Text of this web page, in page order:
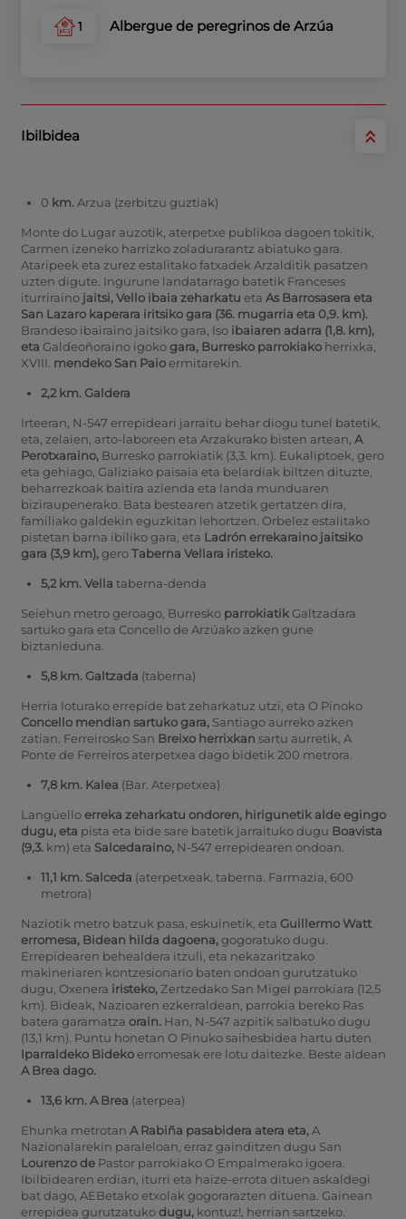
1 Albergue de peregrinos de Arzúa
Ibilbidea
0 km. Arzua (zerbitzu guztiak)
Monte do Lugar auzotik, aterpetxe publikoa dagoen tokitik,
Carmen izeneko harrizko zoladurarantz abiatuko gara.
Ataripeek eta zurez estalitako fatxadek Arzalditik pasatzen
uzten digute. Ingurune landatarrago batetik Franceses
iturriraino jaitsi,Vello ibaia zeharkatu eta As Barrosasera eta
San Lazaro kaperara iritsiko gara (36. mugarria eta 0,9. km).
Brandeso ibairaino jaitsiko gara, Iso ibaiaren adarra (1,8. km),
eta Galdeoñoraino igokogara, Burresko parrokiakoherrixka,
XVIII. mendeko San Paioermitarekin.
2,2 km. Galdera
Irteeran, N-547 errepideari jarraitu behar diogu tunel batetik,
eta, zelaien, arto-laboreen eta Arzakurako bisten artean, A
Perotxaraino,Burresko parrokiatik (3,3. km). Eukaliptoek, gero
eta gehiago, Galiziako paisaia eta belardiak biltzen dituzte,
beharrezkoak baitira azienda eta landa munduaren
biziraupenerako. Bata bestearen atzetik gertatzen dira,
familiako galdekin eguzkitan lehortzen. Orbelez estalitako
pistetan barna ibiliko gara, eta Ladrón errekaraino jaitsiko
gara (3,9 km),geroTaberna Vellara iristeko.
5,2 km. Vella taberna-denda
Seiehun metro geroago, Burresko parrokiatikGaltzadara
sartuko gara eta Concello de Arzúako azken gune
biztanleduna.
5,8 km. Galtzada (taberna)
Herria loturako errepide bat zeharkatuz utzi, eta O Pinoko
Concello mendian sartuko gara,Santiago aurreko azken
zatian. Ferreirosko San Breixo herrixkan sartu aurretik, A
Ponte de Ferreiros aterpetxea dago bidetik 200 metrora.
7,8 km. Kalea (Bar. Aterpetxea)
Langüelloerreka zeharkatu ondoren, hirigunetik alde egingo
dugu, eta pista eta bide sare batetik jarraituko dugu Boavista
(9,3.km) eta Salcedaraino,N-547 errepidearen ondoan.
11,1 km. Salceda (aterpetxeak. taberna. Farmazia, 600
metrora)
Naziotik metro batzuk pasa, eskuinetik, eta Guillermo Watt
erromesa, Bidean hilda dagoena,gogoratuko dugu.
Errepidearen behealdera itzuli, eta nekazaritzako
makineriaren kontzesionario baten ondoan gurutzatuko
dugu, Oxenera iristeko,Zertzedako San Migel parrokiara (12,5
km). Bideak, Nazioaren ezkerraldean, parrokia bereko Ras
batera garamatza orain.Han, N-547 azpitik salbatuko dugu
(13,1 km). Puntu honetan O Pinuko saihesbidea hartu duten
Iparraldeko Bidekoerromesak ere lotu daitezke. Beste aldean
A Brea dago.
13,6 km. A Brea (aterpea)
Ehunka metrotan A Rabiña pasabidera atera eta,A
Nazionalarekin paraleloan, erraz gainditzen dugu San
Lourenzo dePastor parrokiako O Empalmerako igoera.
Ibilbidearen erdian, iturri eta haize-errota dituen askaldegi
bat dago, AEBetako etxolak gogorarazten dituena. Gainean
errepidea gurutzatukodugu,kontuz!, herrian sartzeko.